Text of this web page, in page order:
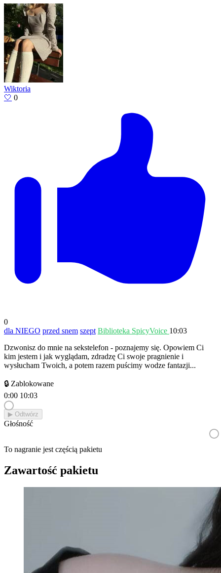
Wiktoria
🤍 0
0
dla NIEGO przed snem szept Biblioteka SpicyVoice 10:03
Dzwonisz do mnie na sekstelefon - poznajemy się. Opowiem Ci
kim jestem i jak wyglądam, zdradzę Ci swoje pragnienie i
wysłucham Twoich, a potem razem puścimy wodze fantazji...
🔒 Zablokowane
0:00 10:03
▶︎ Odtwórz
Głośność
To nagranie jest częścią pakietu
Zawartość pakietu